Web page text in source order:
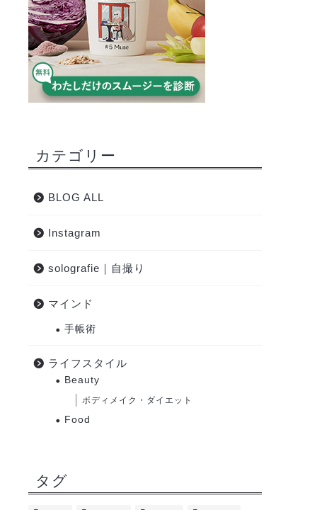
カテゴリー
BLOG ALL
Instagram
solografie｜自撮り
マインド
手帳術
ライフスタイル
Beauty
ボディメイク・ダイエット
Food
タグ